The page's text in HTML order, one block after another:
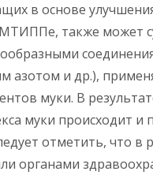
в основе
также может
азотом и др.),
муки. В
муки происходит
отметить, что
органами